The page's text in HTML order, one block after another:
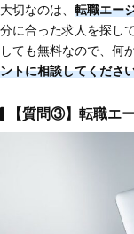
大切なのは、 転職エー
分に合った求人を探し
しても無料なので、何
ントに相談してくださ
【質問③】転職エ